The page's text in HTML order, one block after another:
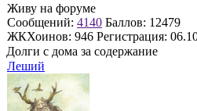
Живу на форуме
Сообщений: 4140 Баллов: 12479
ЖКХоинов: 946 Регистрация:
Долги с дома за содержание
Леший